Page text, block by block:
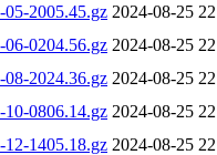
2005.45.gz 2024-08-25
0204.56.gz 2024-08-25
2024.36.gz 2024-08-25
0806.14.gz 2024-08-25
1405.18.gz 2024-08-25